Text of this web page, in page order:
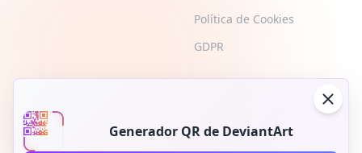
Generador QR de DeviantArt
Política de Cookies
GDPR